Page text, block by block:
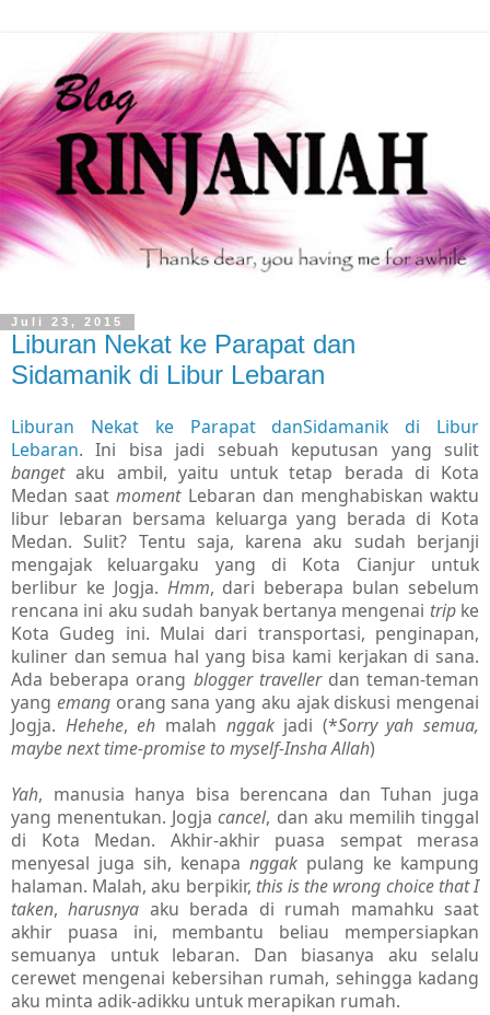
Juli 23, 2015
Liburan Nekat ke Parapat dan
Sidamanik di Libur Lebaran
Liburan Nekat ke Parapat danSidamanik di Libur
Lebaran. Ini bisa jadi sebuah keputusan yang sulit
bangetaku ambil, yaitu untuk tetap berada di Kota
Medan saatmomentLebaran dan menghabiskan waktu
libur lebaran bersama keluarga yang berada di Kota
Medan. Sulit? Tentu saja, karena aku sudah berjanji
mengajak keluargaku yang di Kota Cianjur untuk
berlibur ke Jogja. Hmm, dari beberapa bulan sebelum
rencana ini aku sudah banyak bertanya mengenai tripke
Kota Gudeg ini. Mulai dari transportasi, penginapan,
kuliner dan semua hal yang bisa kami kerjakan di sana.
Ada beberapa orang blogger travellerdan teman-teman
yang emangorang sana yang aku ajak diskusi mengenai
Jogja. Hehehe,eh malah nggakjadi (*Sorry yah semua,
maybe next time-promise to myself-Insha Allah)
Yah, manusia hanya bisa berencana dan Tuhan juga
yang menentukan. Jogjacancel, dan aku memilih tinggal
di Kota Medan. Akhir-akhir puasa sempat merasa
menyesal juga sih, kenapa nggak pulang ke kampung
halaman. Malah, aku berpikir, this is the wrong choice that I
taken,harusnya aku berada di rumah mamahku saat
akhir puasa ini, membantu beliau mempersiapkan
semuanya untuk lebaran. Dan biasanya aku selalu
cerewet mengenai kebersihan rumah, sehingga kadang
aku minta adik-adikku untuk merapikan rumah.